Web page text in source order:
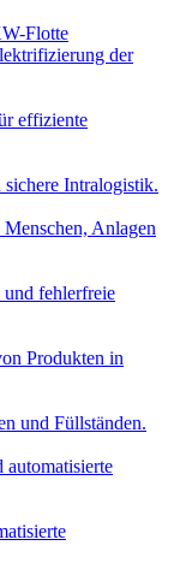
Flotte
der
effiziente
Intralogistik.
Anlagen
fehlerfreie
Produkten in
und Füllständen.
automatisierte